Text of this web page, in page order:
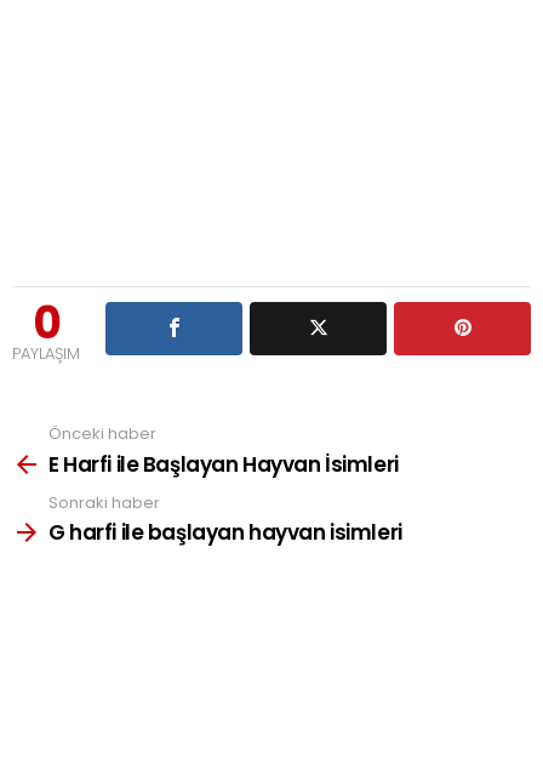
0
PAYLAŞIM
more
Önceki haber
E Harfi ile Başlayan Hayvan İsimleri
Sonraki haber
G harfi ile başlayan hayvan isimleri